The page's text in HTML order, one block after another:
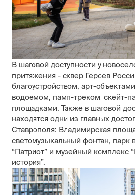
В шаговой доступности у
притяжения - сквер Героев
благоустройством, арт-
водоемом, памп-треком, скейт-
площадками. Также в шаговой
находятся одни из главных
Ставрополя: Владимирская
светомузыкальный фонтан, парк
“Патриот” и музейный комплекс
история”.